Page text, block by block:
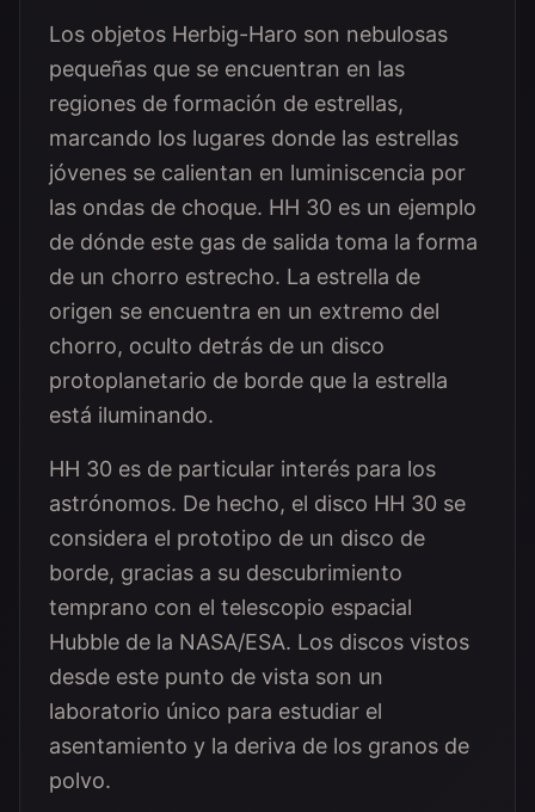
Los objetos Herbig-Haro son nebulosas
pequeñas que se encuentran en las
regiones de formación de estrellas,
marcando los lugares donde las estrellas
jóvenes se calientan en luminiscencia por
las ondas de choque. HH 30 es un ejemplo
de dónde este gas de salida toma la forma
de un chorro estrecho. La estrella de
origen se encuentra en un extremo del
chorro, oculto detrás de un disco
protoplanetario de borde que la estrella
está iluminando.
HH 30 es de particular interés para los
astrónomos. De hecho, el disco HH 30 se
considera el prototipo de un disco de
borde, gracias a su descubrimiento
temprano con el telescopio espacial
Hubble de la NASA/ESA. Los discos vistos
desde este punto de vista son un
laboratorio único para estudiar el
asentamiento y la deriva de los granos de
polvo.